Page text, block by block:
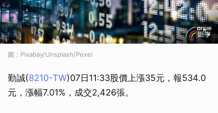
圖：Pixabay/Unsplash/Pexel
勤誠(8210-TW)07日11:33股價上漲35元，報534.0
元，漲幅7.01%，成交2,426張。